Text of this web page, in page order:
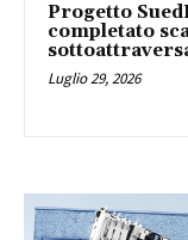
Progetto
completato
Luglio 29, 2026